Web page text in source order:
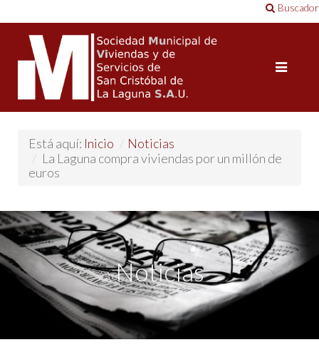
Buscador
Está aquí: Inicio / Noticias
/ La Laguna compra viviendas por un millón de
euros
Noticias